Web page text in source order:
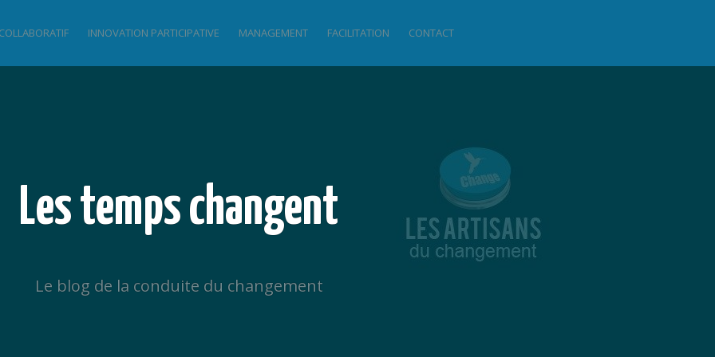
INNOVATION PARTICIPATIVE MANAGEMENT FACILITATION CONTACT
Les temps changent
Le blog de la conduite du changement